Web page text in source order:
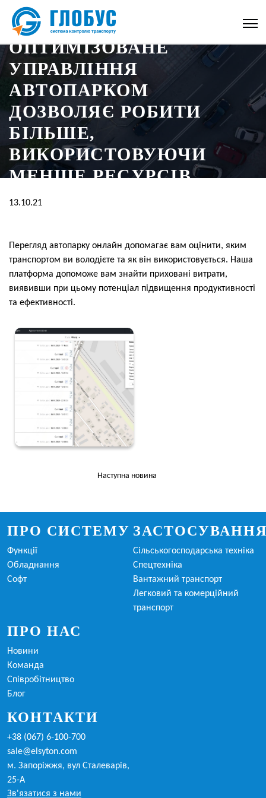
ОПТИМІЗОВАНЕ
УПРАВЛІННЯ
АВТОПАРКОМ
ДОЗВОЛЯЄ РОБИТИ
БІЛЬШЕ,
ВИКОРИСТОВУЮЧИ
МЕНШЕ РЕСУРСІВ.
13.10.21
Перегляд автопарку онлайн допомагає вам оцінити, яким
транспортом ви володієте та як він використовується. Наша
платформа допоможе вам знайти приховані витрати,
виявивши при цьому потенціал підвищення продуктивності
та ефективності.
Наступна новина
ПРО СИСТЕМУ
Функції
Обладнання
Софт
Сільськогосподарська техніка
Спецтехніка
Вантажний транспорт
Легковий та комерційний
транспорт
ПРО НАС
Новини
Команда
Співробітництво
Блог
КОНТАКТИ
+38 (067) 6-100-700
sale@elsyton.com
м. Запоріжжя, вул Сталеварів,
25-А
Зв'язатися з нами